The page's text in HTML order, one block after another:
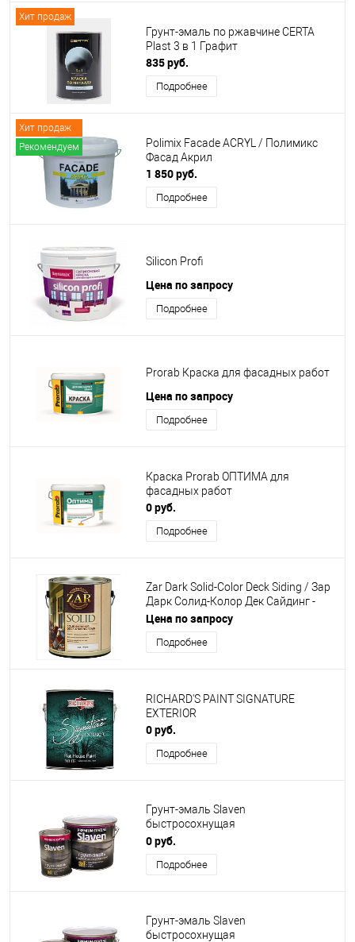
Хит продаж
Грунт-эмаль по ржавчине CERTA
Plast 3 в 1 Графит
835 руб.
Подробнее
Хит продаж
Рекомендуем
Polimix Facade ACRYL / Полимикс
Фасад Акрил
1 850 руб.
Подробнее
Silicon Profi
Цена по запросу
Подробнее
Prorab Краска для фасадных работ
Цена по запросу
Подробнее
Краска Prorab ОПТИМА для
фасадных работ
0 руб.
Подробнее
Zar Dark Solid-Color Deck Siding / Зар
Дарк Солид-Колор Дек Сайдинг -
Укрывная пропитка по дереву
Цена по запросу
Подробнее
RICHARD'S PAINT SIGNATURE
EXTERIOR
0 руб.
Подробнее
Грунт-эмаль Slaven
быстросохнущая
антикоррозионная красно-
коричневая
0 руб.
Подробнее
Грунт-эмаль Slaven
быстросохнущая